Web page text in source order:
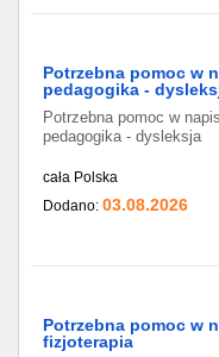
Potrzebna pomoc w
pedagogika -
Potrzebna pomoc w
pedagogika - dysleksja
cała Polska
Dodano: 03.08.2026
Potrzebna pomoc w
fizjoterapia